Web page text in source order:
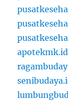
apotekmk.id